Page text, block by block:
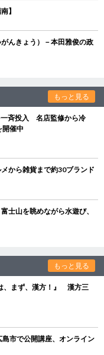
】
んきょう）－本田雅俊の政
もっと見る
一斉投入 名店監修から冷
開催中
から雑貨まで約30ブランド
士山を眺めながら水遊び、
もっと見る
、まず、漢方！』 漢方三
市で公開講座、オンライン